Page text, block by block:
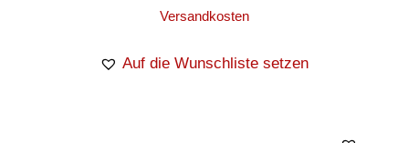
Versandkosten
Auf die Wunschliste setzen